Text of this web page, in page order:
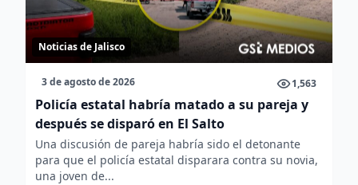
Noticias de Jalisco
3 de agosto de 2026 1,563
Policía estatal habría matado a su pareja y
después se disparó en El Salto
Una discusión de pareja habría sido el detonante
para que el policía estatal disparara contra su novia,
una joven de...